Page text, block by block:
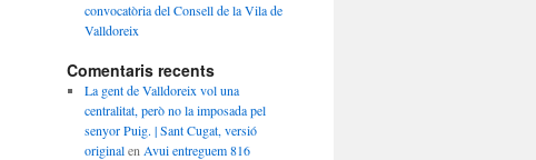
convocatòria del Consell de la Vila de
Valldoreix
Comentaris recents
La gent de Valldoreix vol una
centralitat, però no la imposada pel
senyor Puig. | Sant Cugat, versió
originalen Avui entreguem 816